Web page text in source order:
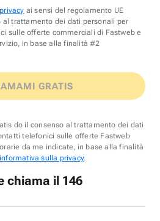
ai sensi del regolamento UE
al trattamento dei dati personali per
sulle offerte commerciali di Fastweb e
in base alla finalità #2
GRATIS
do il consenso al trattamento dei dati
telefonici sulle offerte Fastweb
da me indicate, in base alla finalità
informativa sulla privacy.
chiama il 146